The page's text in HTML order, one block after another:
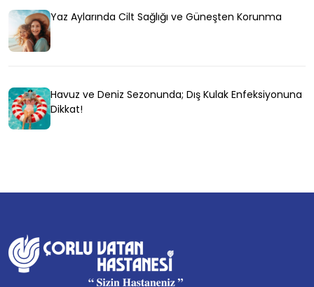
Yaz Aylarında Cilt Sağlığı ve Güneşten Korunma
Havuz ve Deniz Sezonunda; Dış Kulak Enfeksiyonuna
Dikkat!